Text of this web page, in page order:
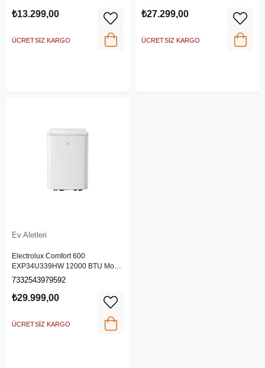
₺13.299,00
ÜCRETSIZ KARGO
₺27.299,00
ÜCRETSIZ KARGO
Ev Aletleri
Electrolux Comfort 600
EXP34U339HW 12000 BTU Mobil
Klima
7332543979592
₺29.999,00
ÜCRETSIZ KARGO